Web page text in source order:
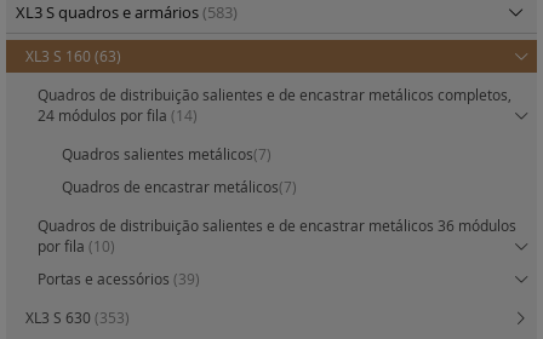
XL3 S quadros e armários(583)
XL3 S 160 (63)
Quadros de distribuição salientes e de encastrar metálicos completos,
24 módulos por fila (14)
Quadros salientes metálicos(7)
Quadros de encastrar metálicos(7)
Quadros de distribuição salientes e de encastrar metálicos 36 módulos
por fila (10)
Portas e acessórios (39)
XL3 S 630 (353)